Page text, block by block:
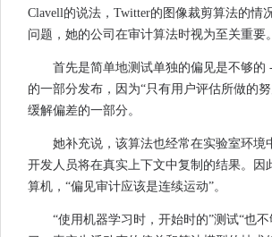
Clavell的说法，Twitter的图像裁剪算法的情
问题，她的公司在审计算法时视为至关重要。
首先是简单地测试单独的偏见是不够的
的一部分发布，因为“只有用户评估所做的
缓解偏差的一部分。
她补充说，该算法也经常在实验室环境
开发人员将在真实上下文中复制的结果。因
算机，“偏见审计应该是连续运动”。
“使用机器学习时，开始时的”测试“也